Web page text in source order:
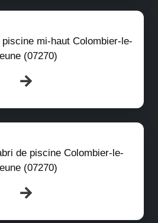
mi-haut Colombier-le-
(07270)
de piscine Colombier-le-
(07270)